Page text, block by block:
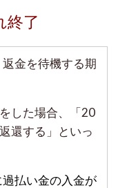
終了
金を待機する期
した場合、「20
還する」といっ
払い金の入金が